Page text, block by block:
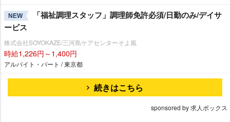
NEW
「福祉調理スタッフ」調理師免許必須/日勤のみ/デイサ
ービス
株式会社SOYOKAZE/三河島ケアセンターそよ風
時給1,226円～1,400円
アルバイト・パート / 東京都
続きはこちら
sponsored by 求人ボックス